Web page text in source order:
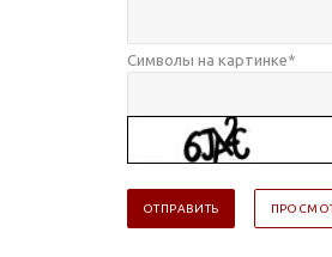
Символы на картинке*